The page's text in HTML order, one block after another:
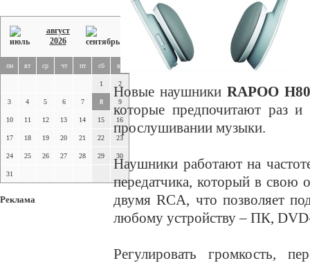
август
2026
пн вт ср чт пт сб вс
1 2
3 4 5 6 7 8 9
10 11 12 13 14 15 16
17 18 19 20 21 22 23
24 25 26 27 28 29 30
31
Реклама
Новые наушникиRAPOO
которые предпочитают раз и
прослушивании музыки.
Наушники работают на
передатчика, который в свою
двумя RCA, что позволяет
любому устройству – ПК,
Регулировать громкость,